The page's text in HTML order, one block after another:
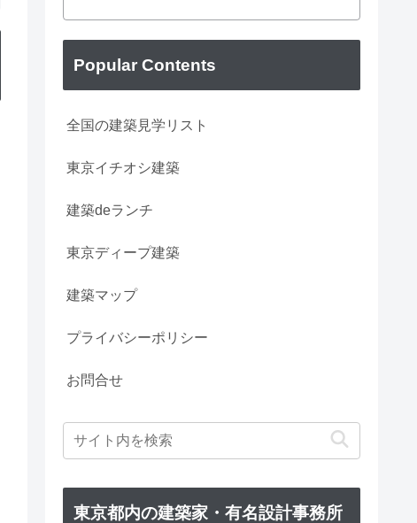
Popular Contents
全国の建築見学リスト
東京イチオシ建築
建築deランチ
東京ディープ建築
建築マップ
プライバシーポリシー
お問合せ
東京都内の建築家・有名設計事務所